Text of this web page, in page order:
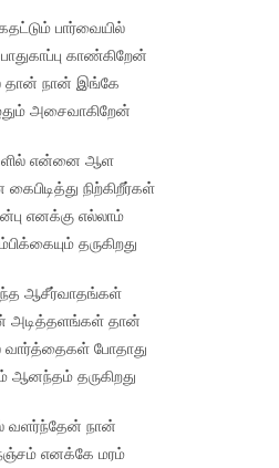
பார்வையில்
காண்கிறேன்
தான் நான் இங்கே
அசைவாகிறேன்
என்னை ஆள
நிற்கிறீர்கள்
எனக்கு எல்லாம்
தருகிறது
ஆசீர்வாதங்கள்
அடித்தளங்கள் தான்
போதாது
ஆனந்தம் தருகிறது
வளர்ந்தேன் நான்
எனக்கே மரம்